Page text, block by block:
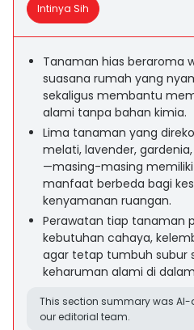
Intinya Sih
Tanaman hias beraroma
suasana rumah yang
sekaligus membantu
alami tanpa bahan kimia.
Lima tanaman yang
melati, lavender,
—masing-masing
manfaat berbeda bagi
kenyamanan ruangan.
Perawatan tiap tanaman
kebutuhan cahaya,
agar tetap tumbuh subur
keharuman alami di
This section summary was
our editorial team.